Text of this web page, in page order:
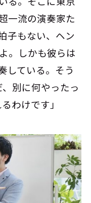
一流の演奏家た
子もない、ヘン
。しかも彼らは
している。そう
別に何やったっ
わけです」